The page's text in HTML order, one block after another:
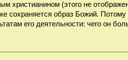
христианином (этого не
сохраняется образ Божий.
его деятельности: чего он